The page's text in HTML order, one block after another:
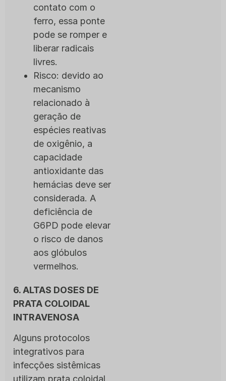
contato com o
ferro, essa ponte
pode se romper e
liberar radicais
livres.
Risco: devido ao
mecanismo
relacionado à
geração de
espécies reativas
de oxigênio, a
capacidade
antioxidante das
hemácias deve ser
considerada. A
deficiência de
G6PD pode elevar
o risco de danos
aos glóbulos
vermelhos.
6. ALTAS DOSES DE
PRATA COLOIDAL
INTRAVENOSA
Alguns protocolos
integrativos para
infecções sistêmicas